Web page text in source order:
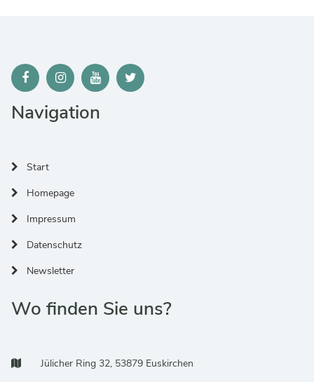
Navigation
Start
Homepage
Impressum
Datenschutz
Newsletter
Wo finden Sie uns?
Adresse:
Jülicher Ring 32, 53879 Euskirchen